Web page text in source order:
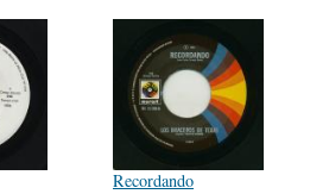
Recordando